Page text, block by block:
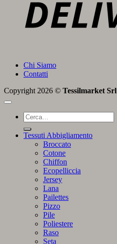
Chi Siamo
Contatti
Copyright 2026 © Tessilmarket Srl
Cerca:
Tessuti Abbigliamento
Broccato
Cotone
Chiffon
Ecopelliccia
Jersey
Lana
Pailettes
Pizzo
Pile
Poliestere
Raso
Seta